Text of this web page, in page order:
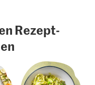
Rezept-